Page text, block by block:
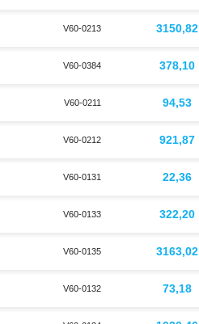
V60-0213 3150,82
V60-0384 378,10
V60-0211 94,53
V60-0212 921,87
V60-0131 22,36
V60-0133 322,20
V60-0135 3163,02
V60-0132 73,18